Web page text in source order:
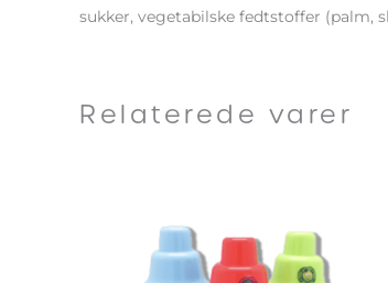
sukker, vegetabilske fedtstoffer (palm,
Relaterede varer